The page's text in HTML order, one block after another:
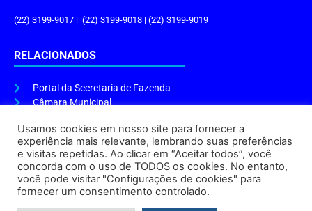
(22) 3199-9017 | (22) 3199-9018 | (22) 3199-9019
RELACIONADOS
Portal da Secretaria de Fazenda
Câmara Municipal
ENDEREÇO E HORÁRIO
Endereço:Praça Tiradentes, s/n – Centro, Cabo Frio – RJ, 28906-290
Atendimento do Protocolo Geral da Prefeitura:9h às 16h
Horário de Funcionamento:8h às 17h
Usamos cookies em nosso site para fornecer a
experiência mais relevante, lembrando suas preferências
e visitas repetidas. Ao clicar em “Aceitar todos”, você
concorda com o uso de TODOS os cookies. No entanto,
você pode visitar "Configurações de cookies" para
fornecer um consentimento controlado.